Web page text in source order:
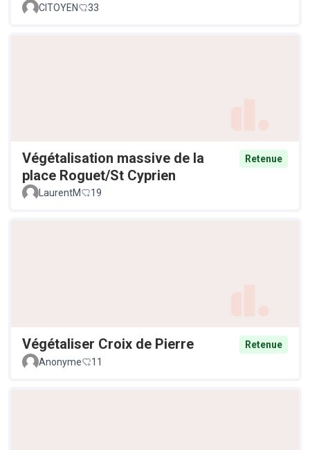
CITOYEN 33
Végétalisation massive de la
place Roguet/St Cyprien
Retenue
LaurentM 19
Végétaliser Croix de Pierre
Retenue
Anonyme
11